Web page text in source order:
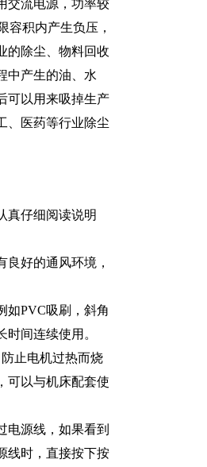
交流电源，功率较
容积内产生负压，
的除尘、物料回收
中产生的油、水
可以用来吸掉生产
、医药等行业除尘
真仔细阅读说明
好的通风环境，
如PVC吸刷，斜角
间连续使用。
止电机过热而烧
可以与机床配套使
电源线，如果看到
线时，直接按下按